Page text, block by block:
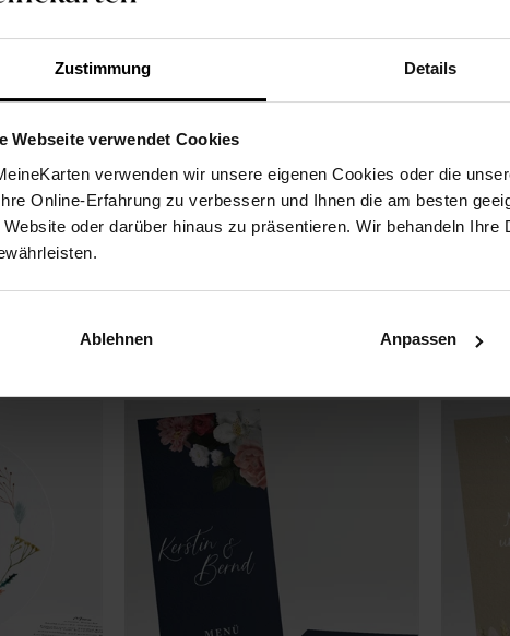
Zustimmung Details
Webseite verwendet Cookies
verwenden wir unsere eigenen Cookies oder die
Online-Erfahrung zu verbessern und Ihnen die am besten
Website oder darüber hinaus zu präsentieren. Wir behandeln
Ablehnen Anpassen
Eine schöne Klappkarte für Ihr Hochzeitmenü. Auf der Titelseite stehen
Trauung. Im Inneren haben Sie Platz für die Zusammensetzung Ihres
auch gefallen